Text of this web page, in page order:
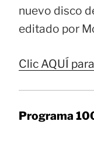
nuevo disco
editado por
Clic AQUÍ
Programa